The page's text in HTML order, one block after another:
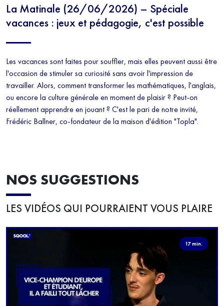
La Matinale (26/06/2026) – Spéciale
vacances : jeux et pédagogie, c'est possible
Les vacances sont faites pour souffler, mais elles peuvent aussi être
l'occasion de stimuler sa curiosité sans avoir l'impression de
travailler. Alors, comment transformer les mathématiques, l'anglais,
ou encore la culture générale en moment de plaisir ? Peut-on
réellement apprendre en jouant ? C'est le pari de notre invité,
Frédéric Ballner, co-fondateur de la maison d'édition "Topla".
NOS SUGGESTIONS
LES VIDÉOS QUI POURRAIENT VOUS PLAIRE
17 min.